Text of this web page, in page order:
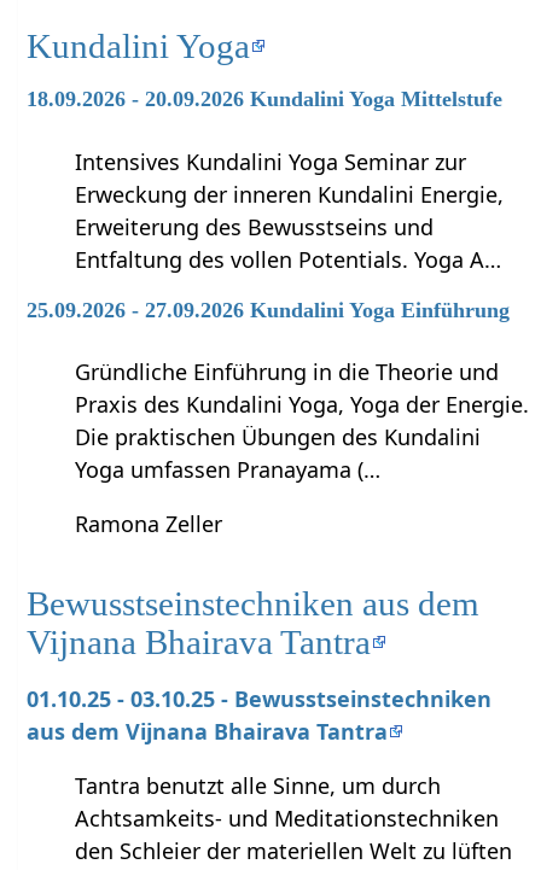
Kundalini Yoga
18.09.2026 - 20.09.2026 Kundalini Yoga Mittelstufe
Intensives Kundalini Yoga Seminar zur
Erweckung der inneren Kundalini Energie,
Erweiterung des Bewusstseins und
Entfaltung des vollen Potentials. Yoga A…
25.09.2026 - 27.09.2026 Kundalini Yoga Einführung
Gründliche Einführung in die Theorie und
Praxis des Kundalini Yoga, Yoga der Energie.
Die praktischen Übungen des Kundalini
Yoga umfassen Pranayama (…
Ramona Zeller
Bewusstseinstechniken aus dem
Vijnana Bhairava Tantra
01.10.25 - 03.10.25 - Bewusstseinstechniken
aus dem Vijnana Bhairava Tantra
Tantra benutzt alle Sinne, um durch
Achtsamkeits- und Meditationstechniken
den Schleier der materiellen Welt zu lüften